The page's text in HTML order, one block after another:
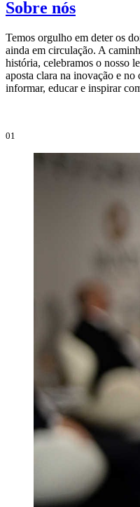
Sobre nós
Temos orgulho em deter os
ainda em circulação. A
história, celebramos o nosso
aposta clara na inovação e
informar, educar e inspirar
01